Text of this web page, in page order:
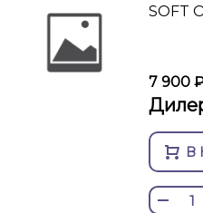
SOFT
7 900
В